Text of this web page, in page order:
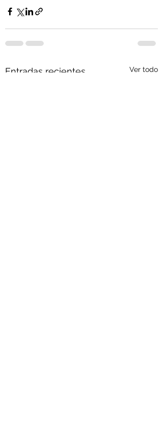
Entradas recientes Ver todo